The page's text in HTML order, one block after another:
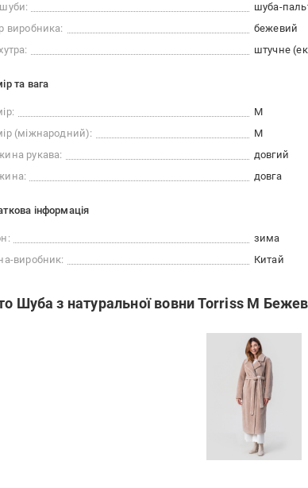
шуба-
виробника:
бежевий
штучне
та вага
M
(міжнародний):
M
рукава:
довгий
довга
інформація
зима
виробник:
Китай
Шуба з натуральної вовни Torriss M